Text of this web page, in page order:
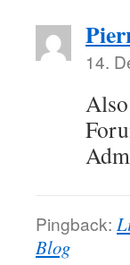
14.
Pingback:
Blog